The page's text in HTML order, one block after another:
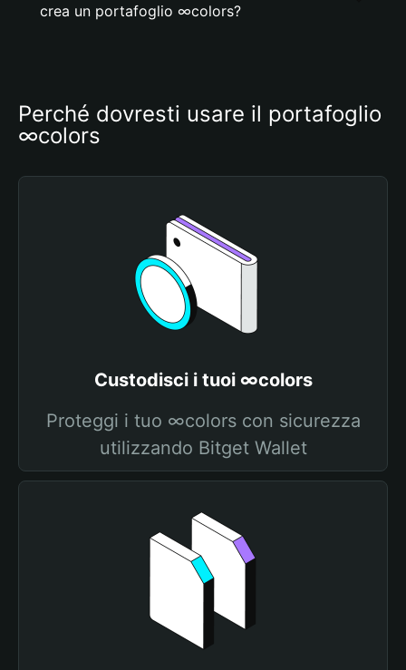
crea un portafoglio ∞colors?
Perché dovresti usare il portafoglio
∞colors
Custodisci i tuoi ∞colors
Proteggi i tuo ∞colors con sicurezza
utilizzando Bitget Wallet